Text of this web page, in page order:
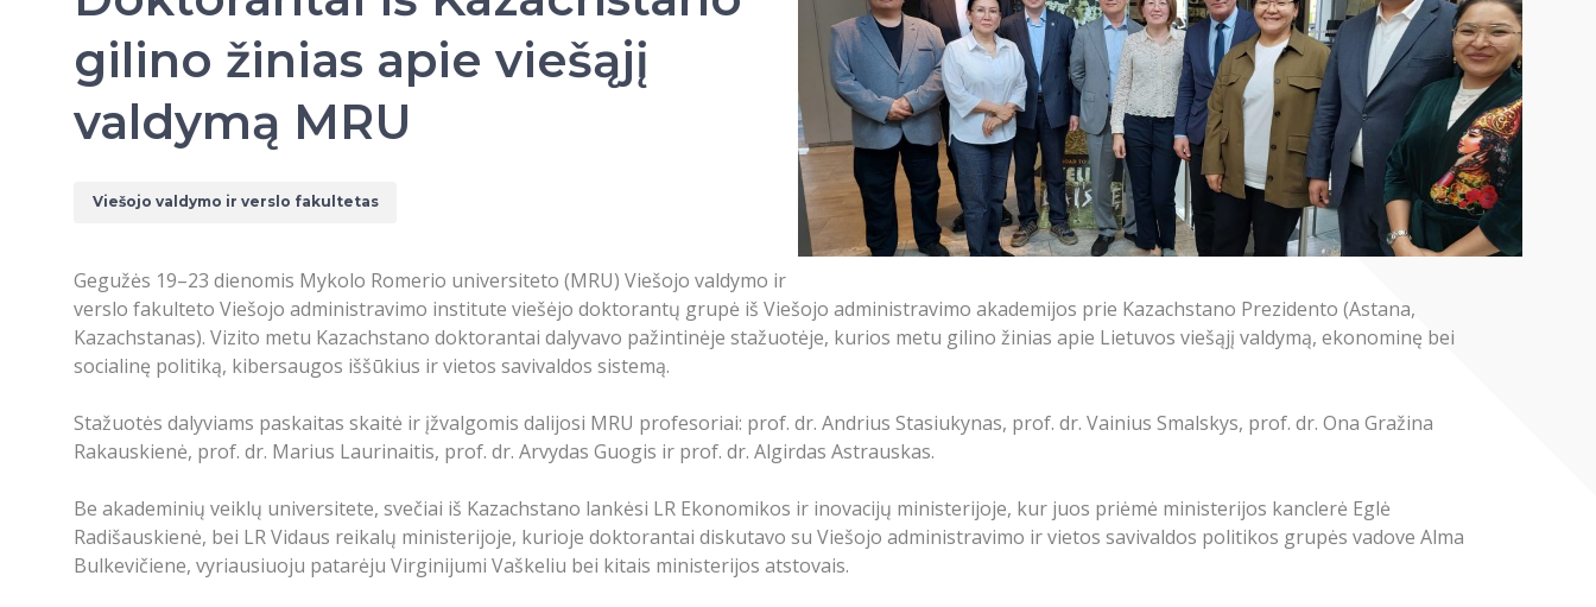
gilino žinias apie viešąjį
valdymą MRU
Viešojo valdymo ir verslo fakultetas
Gegužės 19–23 dienomis Mykolo Romerio universiteto (MRU) Viešojo valdymo ir
verslo fakulteto Viešojo administravimo institute viešėjo doktorantų grupė iš Viešojo administravimo akademijos prie Kazachstano Prezidento (Astana,
Kazachstanas). Vizito metu Kazachstano doktorantai dalyvavo pažintinėje stažuotėje, kurios metu gilino žinias apie Lietuvos viešąjį valdymą, ekonominę bei
socialinę politiką, kibersaugos iššūkius ir vietos savivaldos sistemą.
Stažuotės dalyviams paskaitas skaitė ir įžvalgomis dalijosi MRU profesoriai: prof. dr. Andrius Stasiukynas, prof. dr. Vainius Smalskys, prof. dr. Ona Gražina
Rakauskienė, prof. dr. Marius Laurinaitis, prof. dr. Arvydas Guogis ir prof. dr. Algirdas Astrauskas.
Be akademinių veiklų universitete, svečiai iš Kazachstano lankėsi LR Ekonomikos ir inovacijų ministerijoje, kur juos priėmė ministerijos kanclerė Eglė
Radišauskienė, bei LR Vidaus reikalų ministerijoje, kurioje doktorantai diskutavo su Viešojo administravimo ir vietos savivaldos politikos grupės vadove Alma
Bulkevičiene, vyriausiuoju patarėju Virginijumi Vaškeliu bei kitais ministerijos atstovais.